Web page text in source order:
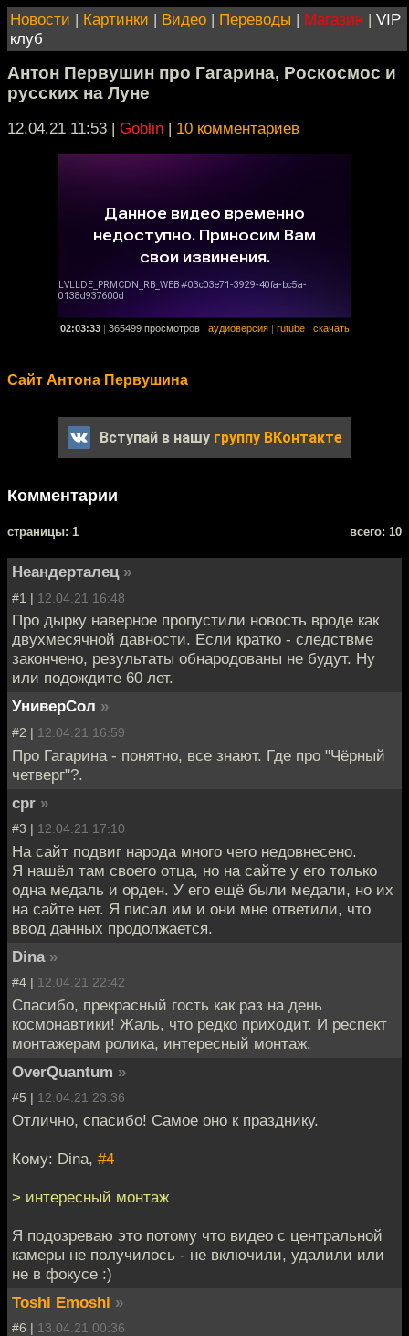
Новости | Картинки | Видео | Переводы | Магазин | VIP
клуб
Антон Первушин про Гагарина, Роскосмос и
русских на Луне
12.04.21 11:53 | Goblin | 10 комментариев
02:03:33 365499 просмотров аудиоверсия rutube скачать
Сайт Антона Первушина
Вступай в нашу группу ВКонтакте
Комментарии
cтраницы: 1 всего: 10
Неандерталец »
#1 | 12.04.21 16:48
Про дырку наверное пропустили новость вроде как
двухмесячной давности. Если кратко - следствме
закончено, результаты обнародованы не будут. Ну
или подождите 60 лет.
УниверСол »
#2 | 12.04.21 16:59
Про Гагарина - понятно, все знают. Где про "Чёрный
четверг"?.
cpr »
#3 | 12.04.21 17:10
На сайт подвиг народа много чего недовнесено.
Я нашёл там своего отца, но на сайте у его только
одна медаль и орден. У его ещё были медали, но их
на сайте нет. Я писал им и они мне ответили, что
ввод данных продолжается.
Dina »
#4 | 12.04.21 22:42
Спасибо, прекрасный гость как раз на день
космонавтики! Жаль, что редко приходит. И респект
монтажерам ролика, интересный монтаж.
OverQuantum »
#5 | 12.04.21 23:36
Отлично, спасибо! Самое оно к празднику.
Кому: Dina, #4
> интересный монтаж
Я подозреваю это потому что видео с центральной
камеры не получилось - не включили, удалили или
не в фокусе :)
Toshi Emoshi »
#6 | 13.04.21 00:36